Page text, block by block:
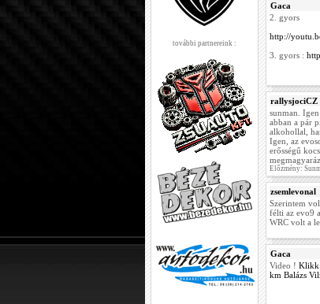
további partnereink :
Gaca
2. gyors
http://
3. gyors :
rallysjociCZ
sunman.
abban a pár
alkohollal,
Igen, az
erősségű
Előzmény:
zsemlevonal
Szerintem
félti az evo9
WRC volt a
Gaca
Video ! Klikk
km Balázs